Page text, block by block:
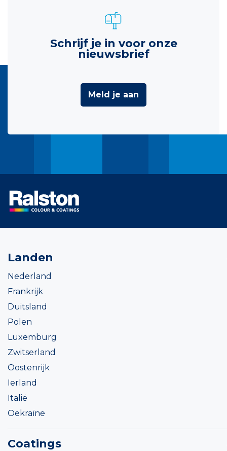
Schrijf je in voor onze
nieuwsbrief
Meld je aan
Landen
Nederland
Frankrijk
Duitsland
Polen
Luxemburg
Zwitserland
Oostenrijk
Ierland
Italië
Oekraïne
Coatings